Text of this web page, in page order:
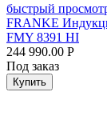
быстрый
FRANKE
FMY 8391 HI
244 990.00 Р
Под заказ
Купить